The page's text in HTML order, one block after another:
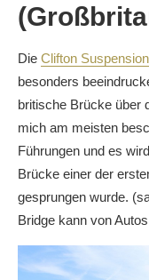
Die Clifton
besonders
britische Brücke über
mich am meisten
Führungen und es
Brücke einer der
gesprungen wurde.
Bridge kann von